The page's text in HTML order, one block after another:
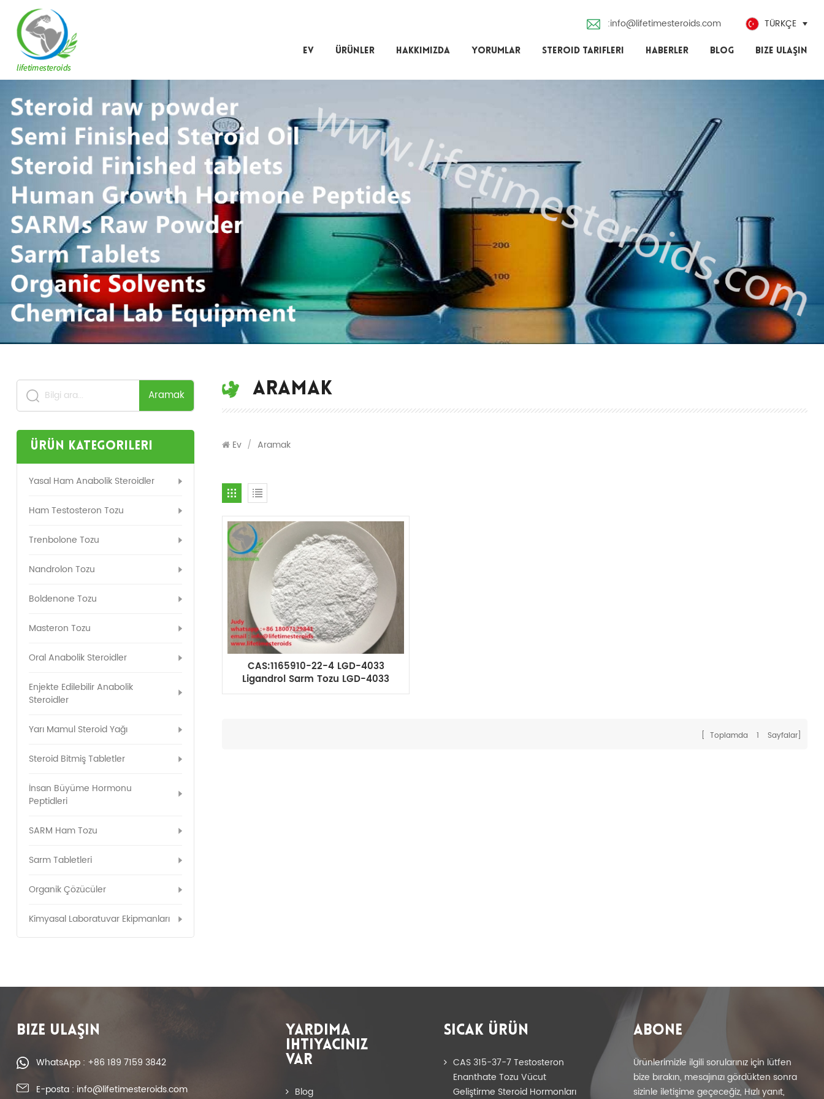
:info@lifetimesteroids.com TÜRKÇE
EV ÜRÜNLER HAKKIMIZDA YORUMLAR STEROID TARIFLERI HABERLER BLOG BIZE ULAŞIN
Aramak
Ürün Kategorileri
Yasal Ham Anabolik Steroidler
Ham Testosteron Tozu
Trenbolone Tozu
Nandrolon Tozu
Boldenone Tozu
Masteron Tozu
Oral Anabolik Steroidler
Enjekte Edilebilir Anabolik
Steroidler
Yarı Mamul Steroid Yağı
Steroid Bitmiş Tabletler
İnsan Büyüme Hormonu
Peptidleri
SARM Ham Tozu
Sarm Tabletleri
Organik Çözücüler
Kimyasal Laboratuvar Ekipmanları
ARAMAK
Ev / Aramak
CAS:1165910-22-4 LGD-4033
Ligandrol Sarm Tozu LGD-4033
[ Toplamda 1 Sayfalar]
BIZE ULAŞIN
WhatsApp : +86 189 7159 3842
E-posta : info@lifetimesteroids.com
YARDIMA
IHTIYACINIZ
VAR
Blog
SICAK ÜRÜN
CAS 315-37-7 Testosteron
Enanthate Tozu Vücut
Geliştirme Steroid Hormonları
ABONE
Ürünlerimizle ilgili sorularınız için lütfen
bize bırakın, mesajınızı gördükten sonra
sizinle iletişime geçeceğiz, Hızlı yanıt,